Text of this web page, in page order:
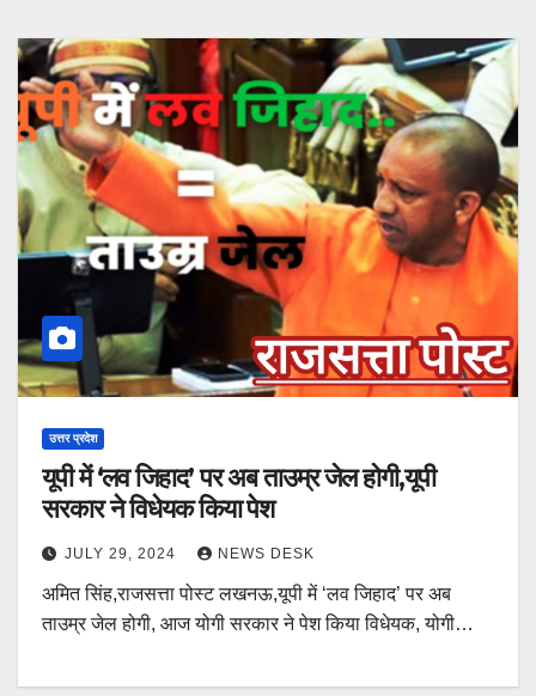
उत्तर प्रदेश
यूपी में ‘लव जिहाद’ पर अब ताउम्र जेल होगी,यूपी
सरकार ने विधेयक किया पेश
JULY 29, 2024 NEWS DESK
अमित सिंह,राजसत्ता पोस्ट लखनऊ,यूपी में ‘लव जिहाद’ पर अब
ताउम्र जेल होगी, आज योगी सरकार ने पेश किया विधेयक, योगी…